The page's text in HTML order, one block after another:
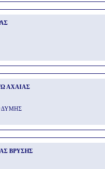
ΑΧΑΙΑΣ
ΔΥΜΗΣ
ΒΡΥΣΗΣ